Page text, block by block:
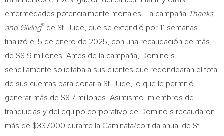
enfermedades potencialmente mortales. La campaña Thanks
and Giving® de St. Jude, que se extendió por 11 semanas,
finalizó el 5 de enero de 2025, con una recaudación de más
de $8.9 millones. Antes de la campaña, Domino’s
sencillamente solicitaba a sus clientes que redondearan el total
de sus cuentas para donar a St. Jude, lo que le permitió
generar más de $8.7 millones. Asimismo, miembros de
franquicias y del equipo corporativo de Domino’s recaudaron
más de $337,000 durante la Caminata/corrida anual de St.